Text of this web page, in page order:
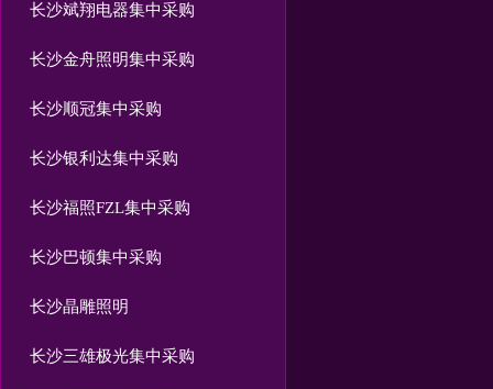
长沙斌翔电器集中采购
长沙金舟照明集中采购
长沙顺冠集中采购
长沙银利达集中采购
长沙福照FZL集中采购
长沙巴顿集中采购
长沙晶雕照明
长沙三雄极光集中采购